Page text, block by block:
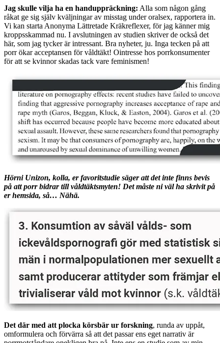
Jag skulle vilja ha en handuppräckning: Alla som någon gång
råkat ge sig själv kväljningar av misstag under oralsex, rapportera in.
Vi kan starta Anonyma Lättretade Kräkreflexer, för jag känner mig
kroppsskammad nu. I avslutningen av studien skriver de också det
här, som jag tycker är intressant. Bra nyheter, ju. Inga tecken på att
porr ökar acceptansen för våldtäkt! Ointresse hos porrkonsumenter
för att se kvinnor skadas tack vare feminismen!
Hörni Unizon, kolla, er favoritstudie säger att det inte finns bevis
på att porr bidrar till våldtäktsmyten! Det måste ni väl ha skrivit på
er hemsida, så… Nähä.
Det där med att plocka körsbär ur forskning, runda av uppåt,
omformulera och förvärra så att det passar ens eget narrativ är